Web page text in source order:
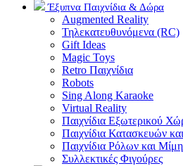
Έξυπνα Παιχνίδια & Δώρα
Augmented Reality
Τηλεκατευθυνόμενα (RC)
Gift Ideas
Magic Toys
Retro Παιχνίδια
Robots
Sing Along Karaoke
Virtual Reality
Παιχνίδια Εξωτερικού
Παιχνίδια Κατασκευών
Παιχνίδια Ρόλων και
Συλλεκτικές Φιγούρες